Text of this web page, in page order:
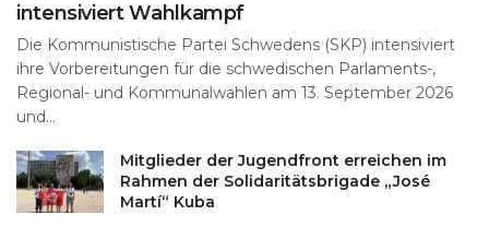
intensiviert Wahlkampf
Die Kommunistische Partei Schwedens (SKP) intensiviert
ihre Vorbereitungen für die schwedischen Parlaments-,
Regional- und Kommunalwahlen am 13. September 2026
und...
Mitglieder der Jugendfront erreichen im
Rahmen der Solidaritätsbrigade „José
Martí“ Kuba